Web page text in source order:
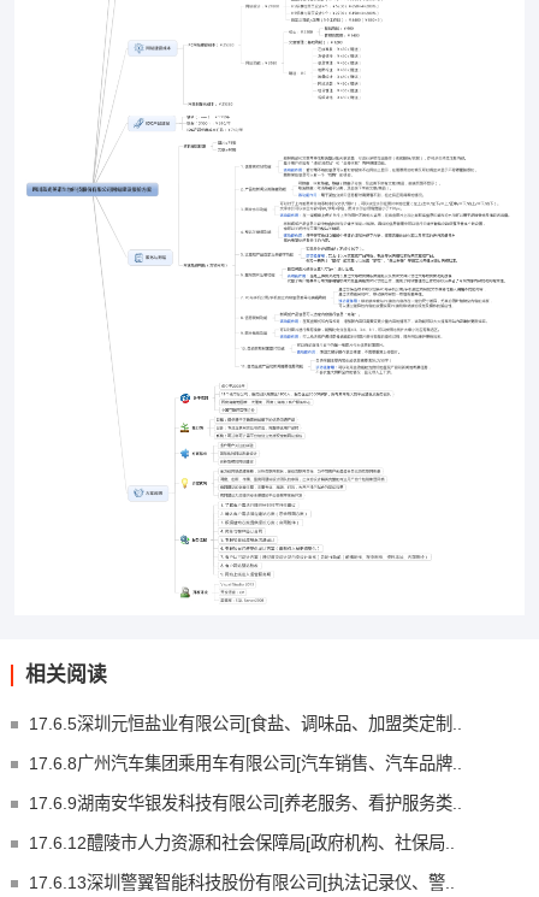
相关阅读
17.6.5深圳元恒盐业有限公司[食盐、调味品、加盟类定制..
17.6.8广州汽车集团乘用车有限公司[汽车销售、汽车品牌..
17.6.9湖南安华银发科技有限公司[养老服务、看护服务类..
17.6.12醴陵市人力资源和社会保障局[政府机构、社保局..
17.6.13深圳警翼智能科技股份有限公司[执法记录仪、警..